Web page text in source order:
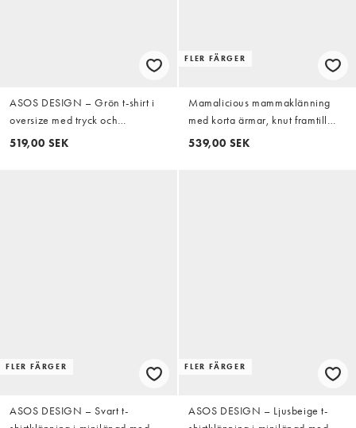
ASOS DESIGN – Grön t-shirt i
oversize med tryck och
underklänning i spets
519,00 SEK
FLER FÄRGER
Mamalicious mammaklänning
med korta ärmar, knut framtill
och midi-längd med
539,00 SEK
FLER FÄRGER
ASOS DESIGN – Svart t-
FLER FÄRGER
ASOS DESIGN – Ljusbeige t-